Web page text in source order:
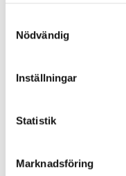
Nödvändig
Inställningar
Statistik
Marknadsföring